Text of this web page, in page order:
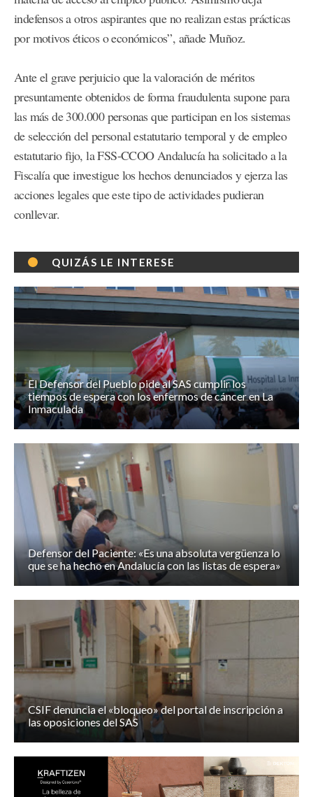
indefensos a otros aspirantes que no realizan estas prácticas
por motivos éticos o económicos”, añade Muñoz.
Ante el grave perjuicio que la valoración de méritos
presuntamente obtenidos de forma fraudulenta supone para
las más de 300.000 personas que participan en los sistemas
de selección del personal estatutario temporal y de empleo
estatutario fijo, la FSS-CCOO Andalucía ha solicitado a la
Fiscalía que investigue los hechos denunciados y ejerza las
acciones legales que este tipo de actividades pudieran
conllevar.
QUIZÁS LE INTERESE
El Defensor del Pueblo pide al SAS cumplir los
tiempos de espera con los enfermos de cáncer en La
Inmaculada
Defensor del Paciente: «Es una absoluta vergüenza lo
que se ha hecho en Andalucía con las listas de espera»
CSIF denuncia el «bloqueo» del portal de inscripción a
las oposiciones del SAS